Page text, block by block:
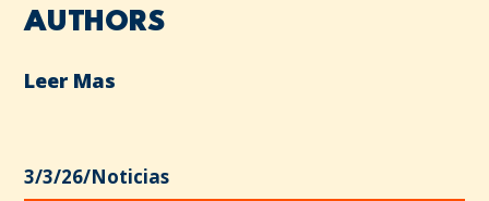
AUTHORS
Leer Mas
3/3/26/Noticias